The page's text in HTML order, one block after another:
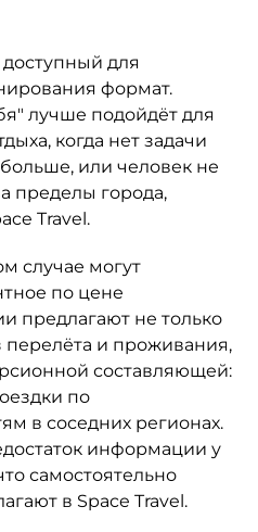
для
формат.
лучше подойдёт для
когда нет задачи
или человек не
пределы города,
Travel.
случае могут
по цене
предлагают не только
перелёта и проживания,
составляющей:
по
в соседних регионах.
информации у
самостоятельно
в Space Travel.